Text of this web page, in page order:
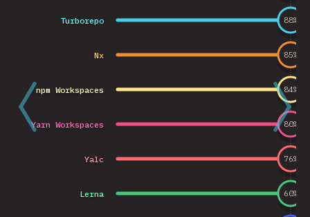
Turborepo
Yarn Workspaces
Yalc
Lerna
npm Workspaces
Nx
88%
80%
76%
60%
84%
85%